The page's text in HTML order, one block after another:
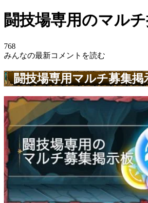
闘技場専用のマル
768
みんなの最新コメントを読む
闘技場専用マルチ募集掲